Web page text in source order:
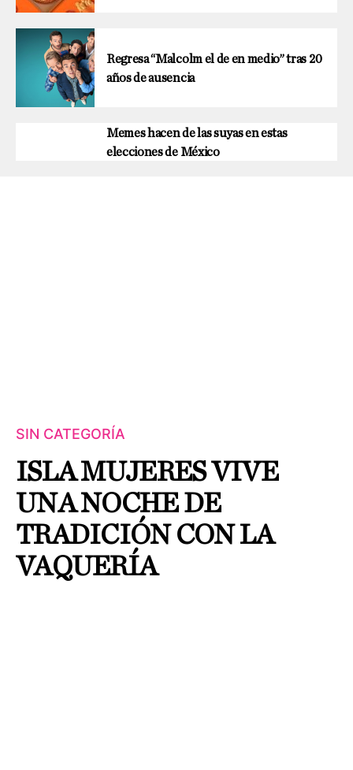
Regresa “Malcolm el de en medio” tras 20
años de ausencia
Memes hacen de las suyas en estas
elecciones de México
SIN CATEGORÍA
ISLA MUJERES VIVE
UNA NOCHE DE
TRADICIÓN CON LA
VAQUERÍA